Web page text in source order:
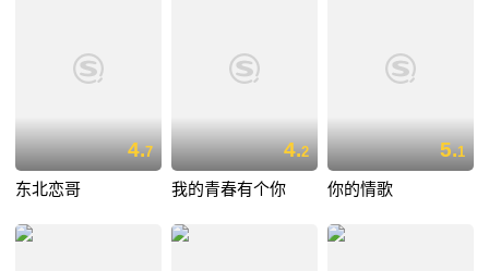
4.7
东北恋哥
4.2
我的青春有个你
5.1
你的情歌